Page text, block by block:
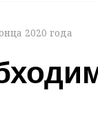
2020 года